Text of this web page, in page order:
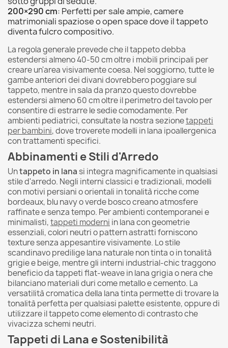
200×290 cm: Perfetti per sale ampie, camere
matrimoniali spaziose o open space dove il tappeto
diventa fulcro compositivo.
La regola generale prevede che il tappeto debba
estendersi almeno 40-50 cm oltre i mobili principali per
creare un'area visivamente coesa. Nel soggiorno, tutte le
gambe anteriori dei divani dovrebbero poggiare sul
tappeto, mentre in sala da pranzo questo dovrebbe
estendersi almeno 60 cm oltre il perimetro del tavolo per
consentire di estrarre le sedie comodamente. Per
ambienti pediatrici, consultate la nostra sezionetappeti
per bambini, dove troverete modelli in lana ipoallergenica
con trattamenti specifici.
Abbinamenti e Stili d'Arredo
Untappeto in lana si integra magnificamente in qualsiasi
stile d'arredo. Negli interni classici e tradizionali, modelli
con motivi persiani o orientali in tonalità ricche come
bordeaux, blu navy o verde bosco creano atmosfere
raffinate e senza tempo. Per ambienti contemporanei e
minimalisti,tappeti moderni in lana con geometrie
essenziali, colori neutri o pattern astratti forniscono
texture senza appesantire visivamente. Lo stile
scandinavo predilige lana naturale non tinta o in tonalità
grigie e beige, mentre gli interni industrial-chic traggono
beneficio da tappeti flat-weave in lana grigia o nera che
bilanciano materiali duri come metallo e cemento. La
versatilità cromatica della lana tinta permette di trovare la
tonalità perfetta per qualsiasi palette esistente, oppure di
utilizzare il tappeto come elemento di contrasto che
vivacizza schemi neutri.
Tappeti di Lana e Sostenibilità